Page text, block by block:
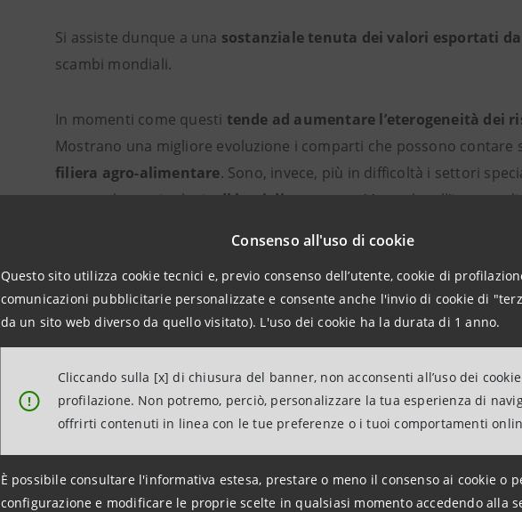
Consenso all'uso di cookie
Questo sito utilizza cookie tecnici e, previo consenso dell’utente, cookie di
comunicazioni pubblicitarie personalizzate e consente anche l'invio di cookie di
da un sito web diverso da quello visitato). L'uso dei cookie ha la durata di 1 anno.
!
Cliccando sulla [x] di chiusura del banner, non acconsenti all’uso dei
profilazione. Non potremo, perciò, personalizzare la tua esperienza di
offrirti contenuti in linea con le tue preferenze o i tuoi comportamenti
È possibile consultare l'informativa estesa, prestare o meno il consenso ai cookie o
configurazione e modificare le proprie scelte in qualsiasi momento accedendo alla
Si assiste dunque a una sostanziale tenuta dei valori esportati
scambi mondiali.
In momenti come questi tende ad aumentare l’eterogeneità dei
Mostrano una migliore evoluzione i comparti che possono contare
filiera agro-alimentare. Sono, invece, più in difficoltà i settori
essere alcune tipologiedi beni di consumo. Ma anche all’interno
continuando a crescere, forti di un buon posizionamento
Nell’ultimaparte dell’annol’evoluzione dell’export dei distretti
dalla debole dinamica degli scambi mondiali di merci. Resterà
del settore di specializzazione, delle aree geografiche presidiate
cogliere le opportunità che potranno venire da alcuni mercati,
fase sono caratterizzati da migliori condizioni di domanda.
Tra
Il ritorno a una crescita diffusa dei distretti si potrà osservare nel
inizieranno a farsi sentire gli effetti del rientro dell’inflazione e